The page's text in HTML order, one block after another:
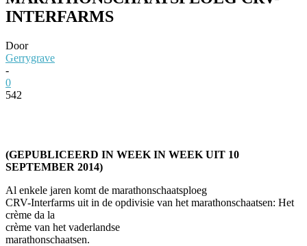
INTERFARMS
Door
Gerrygrave
-
0
542
(GEPUBLICEERD IN WEEK IN WEEK UIT 10
SEPTEMBER 2014)
Al enkele jaren komt de marathonschaatsploeg
CRV-Interfarms uit in de opdivisie van het marathonschaatsen: Het
crème da la
crème van het vaderlandse
marathonschaatsen.